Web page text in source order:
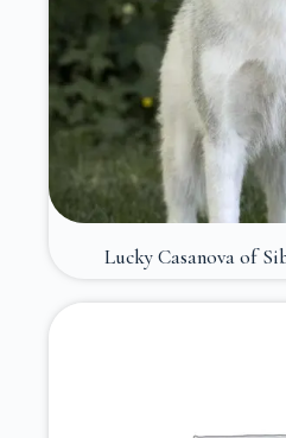
Lucky Casanova of